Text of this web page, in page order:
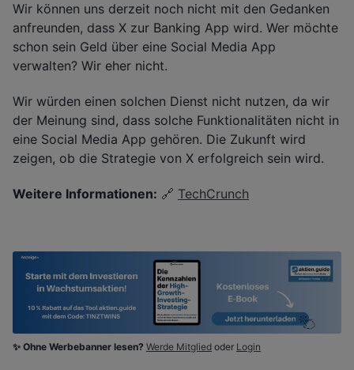
Wir können uns derzeit noch nicht mit den Gedanken
anfreunden, dass X zur Banking App wird. Wer möchte
schon sein Geld über eine Social Media App
verwalten? Wir eher nicht.
Wir würden einen solchen Dienst nicht nutzen, da wir
der Meinung sind, dass solche Funktionalitäten nicht in
eine Social Media App gehören. Die Zukunft wird
zeigen, ob die Strategie von X erfolgreich sein wird.
Weitere Informationen: 🔗 TechCrunch
✨ Ohne Werbebanner lesen? Werde Mitglied oder Login